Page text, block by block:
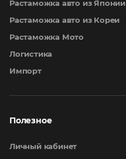
Растаможка авто из Японии
Растаможка авто из Кореи
Растаможка Мото
Логистика
Импорт
Полезное
Личный кабинет